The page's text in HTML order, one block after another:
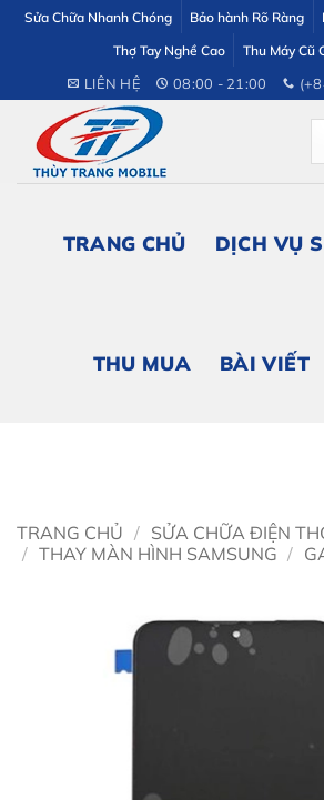
dung
Sửa Chữa Nhanh Chóng Bảo hành Rõ Ràng
Thợ Tay Nghề Cao
Thu Máy Cũ
LIÊN HỆ 08:00 - 21:00
TRANG CHỦ DỊCH VỤ
THU MUA BÀI VIẾT
TRANG CHỦ / SỬA CHỮA ĐIỆN
/ THAY MÀN HÌNH SAMSUNG /